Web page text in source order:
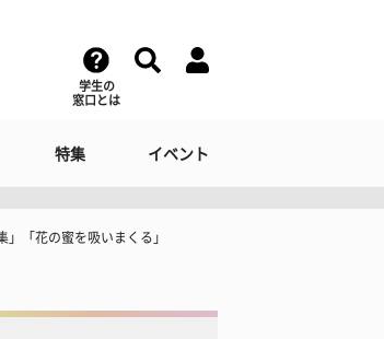
学生の
窓口とは
特集 イベント
「花の蜜を吸いまくる」